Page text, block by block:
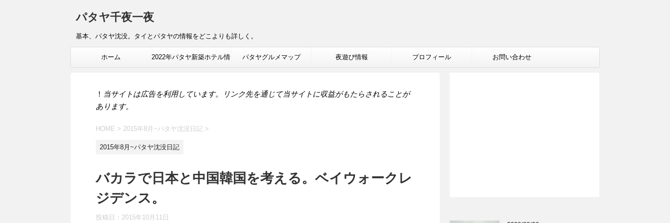
パタヤ千夜一夜
基本、パタヤ沈没。タイとパタヤの情報をどこよりも詳しく。
ホーム 2022年パタヤ新築ホテル情 パタヤグルメマップ 夜遊び情報 プロフィール お問い合わせ
！ 当サイトは広告を利用しています。リンク先を通じて当サイトに収益がもたらされることが
あります。
HOME > 2015年8月~パタヤ沈没日記 >
2015年8月~パタヤ沈没日記
バカラで日本と中国韓国を考える。ベイウォークレ
ジデンス。
投稿日： 2015年10月11日